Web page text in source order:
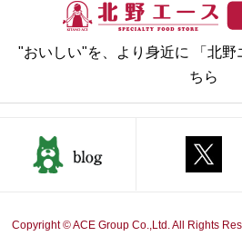
"おいしい"を、より身近に 「北野
ちら
Copyright © ACE Group Co.,Ltd. All Rights